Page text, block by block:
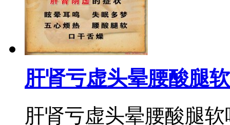
肝肾亏虚头晕腰酸腿
肝肾亏虚头晕腰酸腿